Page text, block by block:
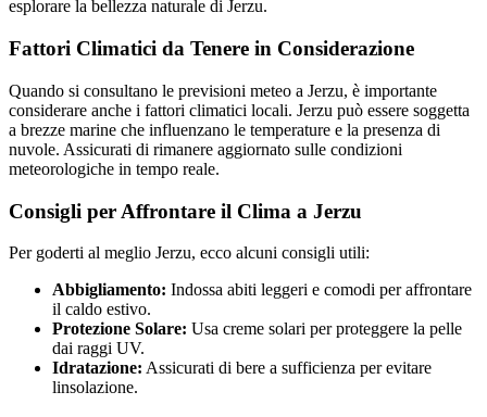
esplorare la bellezza naturale di Jerzu.
Fattori Climatici da Tenere in Considerazione
Quando si consultano le previsioni meteo a Jerzu, è importante
considerare anche i fattori climatici locali. Jerzu può essere soggetta
a brezze marine che influenzano le temperature e la presenza di
nuvole. Assicurati di rimanere aggiornato sulle condizioni
meteorologiche in tempo reale.
Consigli per Affrontare il Clima a Jerzu
Per goderti al meglio Jerzu, ecco alcuni consigli utili:
Abbigliamento: Indossa abiti leggeri e comodi per affrontare
il caldo estivo.
Protezione Solare: Usa creme solari per proteggere la pelle
dai raggi UV.
Idratazione: Assicurati di bere a sufficienza per evitare
linsolazione.